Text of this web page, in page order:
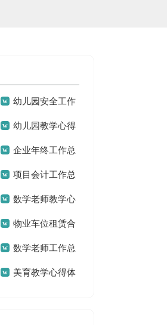
幼儿园安全工作
总结(通用15篇)
幼儿园教学心得
(15篇)企业年终工作总
结 项目会计工作总
结 数学老师教学心
得15篇物业车位租赁合
同范本数学老师工作总
结 美育教学心得体